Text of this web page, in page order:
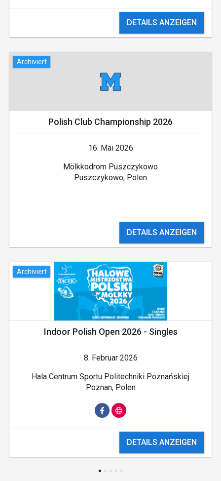
DETAILS ANZEIGEN
Archiviert
Polish Club Championship 2026
16. Mai 2026
Mölkkodrom Puszczykowo
Puszczykowo, Polen
DETAILS ANZEIGEN
Archiviert
Indoor Polish Open 2026 - Singles
8. Februar 2026
Hala Centrum Sportu Politechniki Poznańskiej
Poznan, Polen
DETAILS ANZEIGEN